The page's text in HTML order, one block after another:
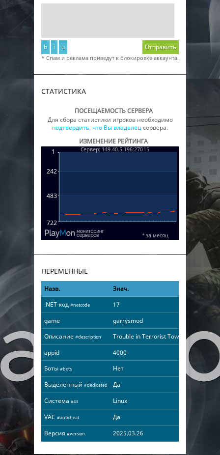
b i u Отправить
* Спам и реклама приведут к блокировке аккаунта.
СТАТИСТИКА
ПОСЕЩАЕМОСТЬ СЕРВЕРА
Для сбора статистики игроков необходимо
подтвердить, что Вы владелецсервера.
ИЗМЕНЕНИЕ РЕЙТИНГА
ПЕРЕМЕННЫЕ
Назв.
Знач.
.NET-код #netcode
17
game
garrysmod
Описание #description
Trouble in Terrorist Town
appid
4000
Боты #bots
Нет
Выделенный #dedicated
Да
Система #os
Linux
VAC #anticheat
Да
Версия #version 2025.03.26